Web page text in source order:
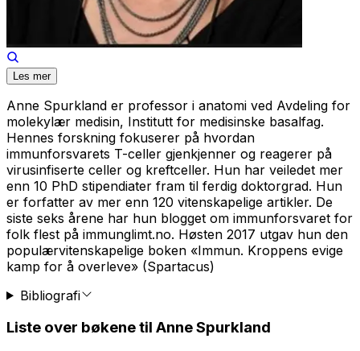
Les mer
Anne Spurkland er professor i anatomi ved Avdeling for
molekylær medisin, Institutt for medisinske basalfag.
Hennes forskning fokuserer på hvordan
immunforsvarets T-celler gjenkjenner og reagerer på
virusinfiserte celler og kreftceller. Hun har veiledet mer
enn 10 PhD stipendiater fram til ferdig doktorgrad. Hun
er forfatter av mer enn 120 vitenskapelige artikler. De
siste seks årene har hun blogget om immunforsvaret for
folk flest på immunglimt.no. Høsten 2017 utgav hun den
populærvitenskapelige boken «Immun. Kroppens evige
kamp for å overleve» (Spartacus)
Bibliografi
Liste over bøkene til Anne Spurkland